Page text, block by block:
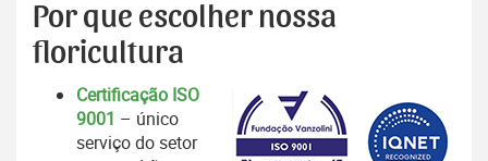
Por que escolher nossa
floricultura
Certificação ISO
9001 – único
serviço do setor